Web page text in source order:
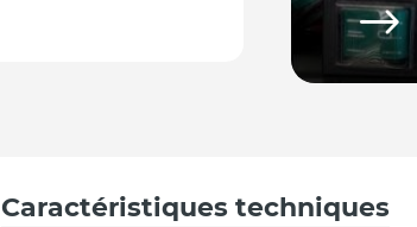
Caractéristiques techniques